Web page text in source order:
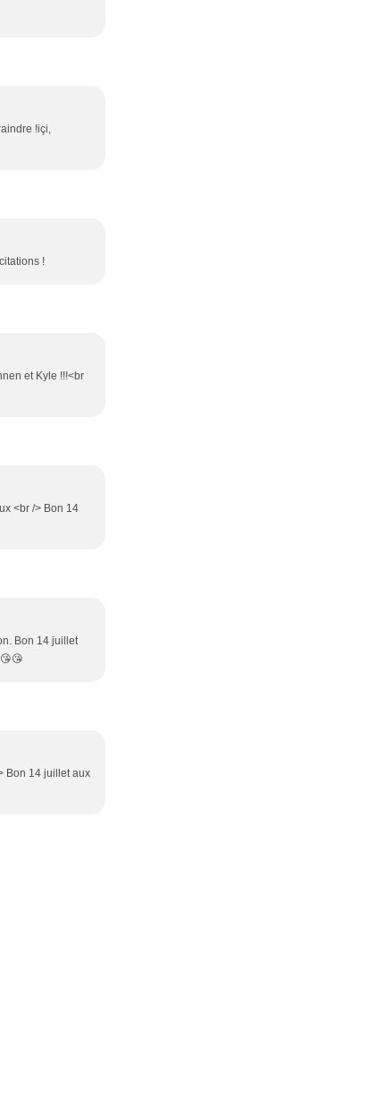
!içi,
!
et Kyle !!!<br
<br /> Bon 14
Bon 14 juillet
Bon 14 juillet aux